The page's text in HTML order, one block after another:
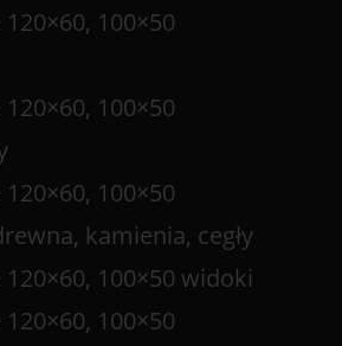
100×50
100×50
100×50
kamienia, cegły
120×60, 100×50 widoki
100×50